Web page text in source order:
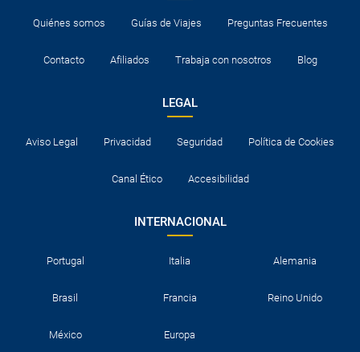
Quiénes somos Guías de Viajes Preguntas Frecuentes
Contacto Afiliados Trabaja con nosotros Blog
LEGAL
Aviso Legal Privacidad Seguridad Política de Cookies
Canal Ético Accesibilidad
INTERNACIONAL
Portugal Italia Alemania
Brasil Francia Reino Unido
México Europa